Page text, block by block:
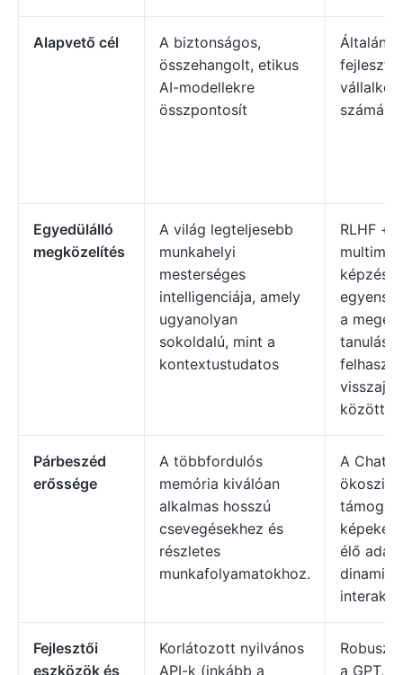
Alapvető cél
A biztonságos,
összehangolt, etikus
AI-modellekre
összpontosít
számára
Egyedülálló
megközelítés
A világ legteljesebb
munkahelyi
mesterséges
intelligenciája, amely
ugyanolyan
sokoldalú, mint a
kontextustudatos
RLHF +
képzés –
a
tanulás
között
Párbeszéd
erőssége
A többfordulós
memória kiválóan
alkalmas hosszú
csevegésekhez és
részletes
munkafolyamatokhoz.
A
élő
Fejlesztői
eszközök és
Korlátozott nyilvános
API-k (inkább a
a GPT,